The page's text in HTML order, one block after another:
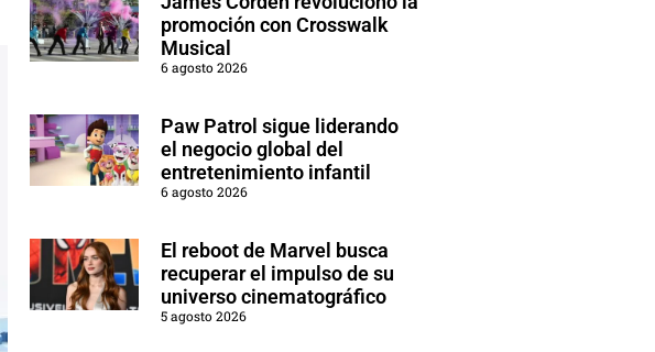
promoción con Crosswalk
Musical
6 agosto 2026
Paw Patrol sigue liderando
el negocio global del
entretenimiento infantil
6 agosto 2026
El reboot de Marvel busca
recuperar el impulso de su
universo cinematográfico
5 agosto 2026